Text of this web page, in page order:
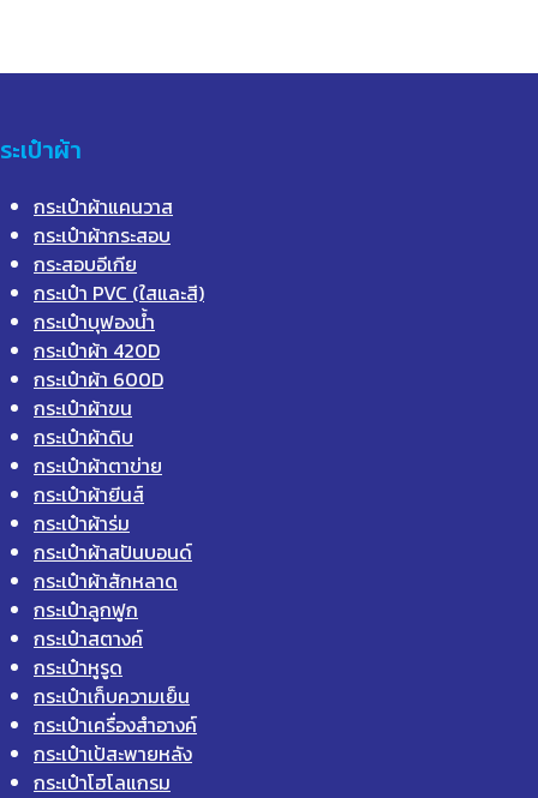
ะเป๋าผ้า
กระเป๋าผ้าแคนวาส
กระเป๋าผ้ากระสอบ
กระสอบอีเกีย
กระเป๋า PVC (ใสและสี)
กระเป๋าบุฟองน้ำ
กระเป๋าผ้า 420D
กระเป๋าผ้า 600D
กระเป๋าผ้าขน
กระเป๋าผ้าดิบ
กระเป๋าผ้าตาข่าย
กระเป๋าผ้ายีนส์
กระเป๋าผ้าร่ม
กระเป๋าผ้าสปันบอนด์
กระเป๋าผ้าสักหลาด
กระเป๋าลูกฟูก
กระเป๋าสตางค์
กระเป๋าหูรูด
กระเป๋าเก็บความเย็น
กระเป๋าเครื่องสำอางค์
กระเป๋าเป้สะพายหลัง
กระเป๋าโฮโลแกรม